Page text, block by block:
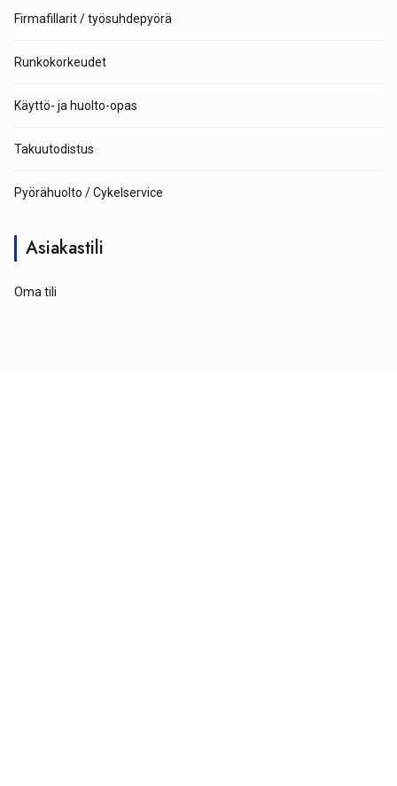
Firmafillarit / työsuhdepyörä
Runkokorkeudet
Käyttö- ja huolto-opas
Takuutodistus
Pyörähuolto / Cykelservice
Asiakastili
Oma tili